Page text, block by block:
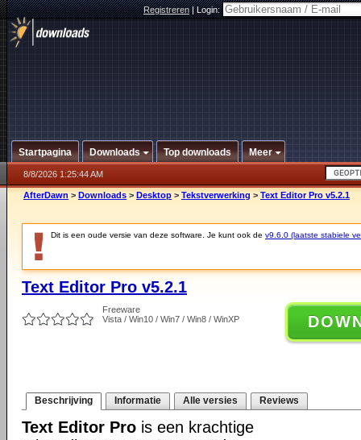
Registreren|Login:
Startpagina Downloads Top downloads Meer
8/8/2026 1:25:44 AM
AfterDawn > Downloads > Desktop > Tekstverwerking > Text Editor Pro v5.2.1
Dit is een oude versie van deze software. Je kunt ook de v9.6.0 (laatste stabiele
Text Editor Pro v5.2.1
Freeware
Vista / Win10 / Win7 / Win8 / WinXP
Beschrijving Informatie Alle versies Reviews
Text Editor Pro is een krachtige